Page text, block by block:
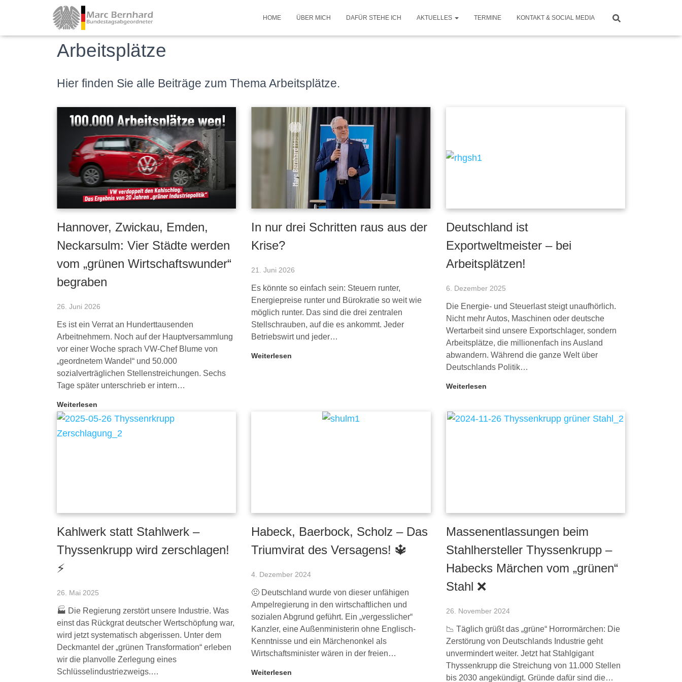
HOME ÜBER MICH DAFÜR STEHE ICH AKTUELLES TERMINE KONTAKT & SOCIAL MEDIA
Arbeitsplätze
Hier finden Sie alle Beiträge zum Thema Arbeitsplätze.
Hannover, Zwickau, Emden,
Neckarsulm: Vier Städte werden
vom „grünen Wirtschaftswunder“
begraben
26. Juni 2026
Es ist ein Verrat an Hunderttausenden
Arbeitnehmern. Noch auf der Hauptversammlung
vor einer Woche sprach VW-Chef Blume von
„geordnetem Wandel“ und 50.000
sozialverträglichen Stellenstreichungen. Sechs
Tage später unterschrieb er intern…
Weiterlesen
In nur drei Schritten raus aus der
Krise?
21. Juni 2026
Es könnte so einfach sein: Steuern runter,
Energiepreise runter und Bürokratie so weit wie
möglich runter. Das sind die drei zentralen
Stellschrauben, auf die es ankommt. Jeder
Betriebswirt und jeder…
Weiterlesen
Deutschland ist
Exportweltmeister – bei
Arbeitsplätzen!
6. Dezember 2025
Die Energie- und Steuerlast steigt unaufhörlich.
Nicht mehr Autos, Maschinen oder deutsche
Wertarbeit sind unsere Exportschlager, sondern
Arbeitsplätze, die millionenfach ins Ausland
abwandern. Während die ganze Welt über
Deutschlands Politik…
Weiterlesen
Kahlwerk statt Stahlwerk –
Thyssenkrupp wird zerschlagen!
⚡️
26. Mai 2025
🏭 Die Regierung zerstört unsere Industrie. Was
einst das Rückgrat deutscher Wertschöpfung war,
wird jetzt systematisch abgerissen. Unter dem
Deckmantel der „grünen Transformation“ erleben
wir die planvolle Zerlegung eines
Schlüsselindustriezweigs.…
Habeck, Baerbock, Scholz – Das
Triumvirat des Versagens! 🔱
4. Dezember 2024
🤢 Deutschland wurde von dieser unfähigen
Ampelregierung in den wirtschaftlichen und
sozialen Abgrund geführt. Ein „vergesslicher“
Kanzler, eine Außenministerin ohne Englisch-
Kenntnisse und ein Märchenonkel als
Wirtschaftsminister wären in der freien…
Weiterlesen
Massenentlassungen beim
Stahlhersteller Thyssenkrupp –
Habecks Märchen vom „grünen“
Stahl ❌
26. November 2024
📉 Täglich grüßt das „grüne“ Horrormärchen: Die
Zerstörung von Deutschlands Industrie geht
unvermindert weiter. Jetzt hat Stahlgigant
Thyssenkrupp die Streichung von 11.000 Stellen
bis 2030 angekündigt. Gründe dafür sind die…